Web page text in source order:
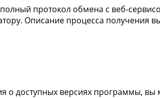
протокол обмена с веб-
Описание процесса получения
о доступных версиях программы,